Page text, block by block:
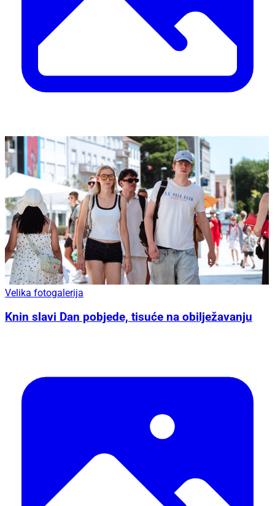
Velika fotogalerija
Knin slavi Dan pobjede, tisuće na obilježavanju